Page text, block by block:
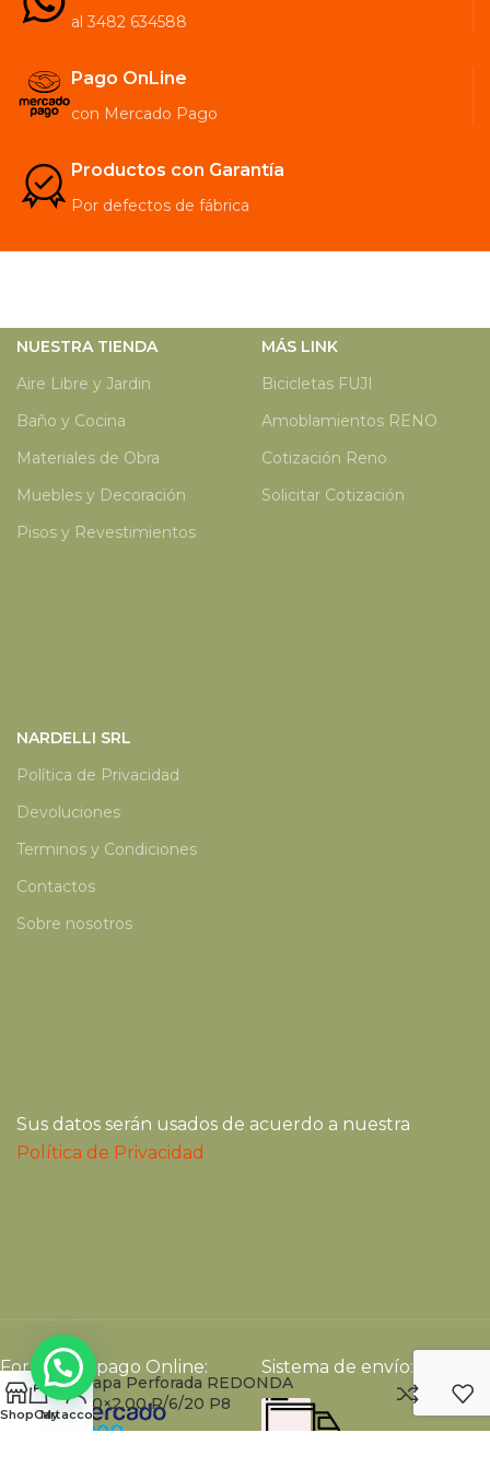
al 3482 634588
Pago OnLine
con Mercado Pago
Productos con Garantía
Por defectos de fábrica
NUESTRA TIENDA
Aire Libre y Jardin
Baño y Cocina
Materiales de Obra
Muebles y Decoración
Pisos y Revestimientos
MÁS LINK
Bicicletas FUJI
Amoblamientos RENO
Cotización Reno
Solicitar Cotización
NARDELLI SRL
Política de Privacidad
Devoluciones
Terminos y Condiciones
Contactos
Sobre nosotros
Sus datos serán usados de acuerdo a nuestra
Política de Privacidad
Formas de pago Online: Sistema de envío:
ShopCart
My account
Chapa Perforada REDONDA
1.00×2.00 R/6/20 P8